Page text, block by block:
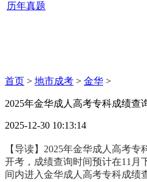
历年真题
首页 > 地市成考 > 金华 >
2025年金华成人高考专科成绩查
2025-12-30 10:13:14
【导读】2025年金华成人高考专
开考，成绩查询时间预计在11月
间内进入金华成人高考专科成绩